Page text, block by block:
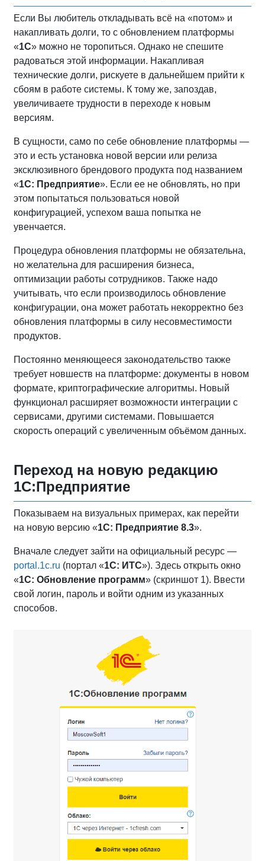
Если Вы любитель откладывать всё на «потом» и
накапливать долги, то с обновлением платформы
«1С» можно не торопиться. Однако не спешите
радоваться этой информации. Накапливая
технические долги, рискуете в дальнейшем прийти к
сбоям в работе системы. К тому же, запоздав,
увеличиваете трудности в переходе к новым
версиям.
В сущности, само по себе обновление платформы —
это и есть установка новой версии или релиза
эксклюзивного брендового продукта под названием
«1С: Предприятие». Если ее не обновлять, но при
этом попытаться пользоваться новой
конфигурацией, успехом ваша попытка не
увенчается.
Процедура обновления платформы не обязательна,
но желательна для расширения бизнеса,
оптимизации работы сотрудников. Также надо
учитывать, что если производилось обновление
конфигурации, она может работать некорректно без
обновления платформы в силу несовместимости
продуктов.
Постоянно меняющееся законодательство также
требует новшеств на платформе: документы в новом
формате, криптографические алгоритмы. Новый
функционал расширяет возможности интеграции с
сервисами, другими системами. Повышается
скорость операций с увеличенным объёмом данных.
Переход на новую редакцию
1С:Предприятие
Показываем на визуальных примерах, как перейти
на новую версию «1С: Предприятие 8.3».
Вначале следует зайти на официальный ресурс —
portal.1c.ru (портал «1С: ИТС»). Здесь открыть окно
«1С: Обновление программ» (скриншот 1). Ввести
свой логин, пароль и войти одним из указанных
способов.